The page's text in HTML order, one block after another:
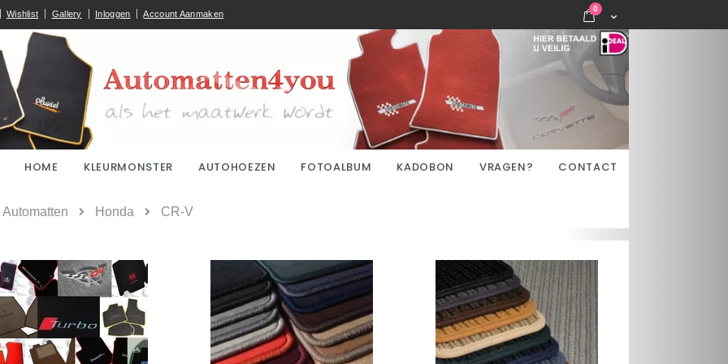
Wishlist Gallery Inloggen Account Aanmaken Cart
0 items
HOME KLEURMONSTER AUTOHOEZEN FOTOALBUM KADOBON VRAGEN? CONTACT
Automatten Honda CR-V